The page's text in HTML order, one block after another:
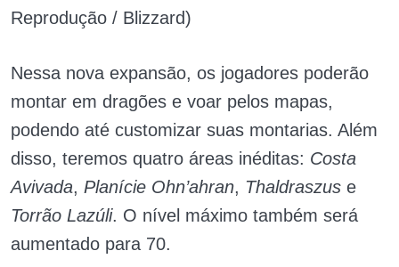
Reprodução / Blizzard)
Nessa nova expansão, os jogadores poderão
montar em dragões e voar pelos mapas,
podendo até customizar suas montarias. Além
disso, teremos quatro áreas inéditas: Costa
Avivada, Planície Ohn’ahran, Thaldraszus e
Torrão Lazúli. O nível máximo também será
aumentado para 70.